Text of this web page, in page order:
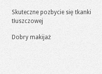
Skuteczne pozbycie się tkanki
tłuszczowej
Dobry makijaż